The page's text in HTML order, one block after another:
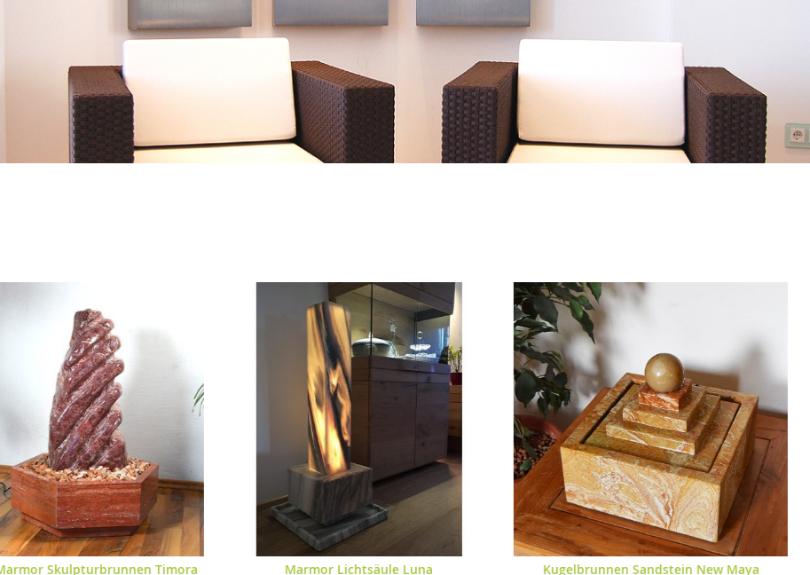
Marmor Lichtsäule Luna Kugelbrunnen Sandstein New Maya Edelstahl Wasserwand Titan XL